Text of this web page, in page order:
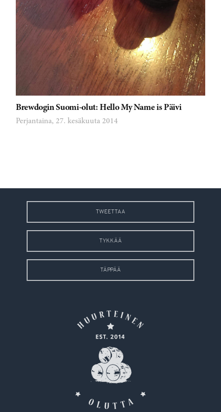
Brewdogin Suomi-olut: Hello My Name is Päivi
Perjantaina, 27. kesäkuuta 2014
TWEETTAA
TYKKÄÄ
TÄPPÄÄ